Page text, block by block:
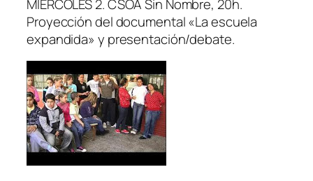
MIÉRCOLES 2. CSOA Sin Nombre, 20h.
Proyección del documental «La escuela
expandida» y presentación/debate.